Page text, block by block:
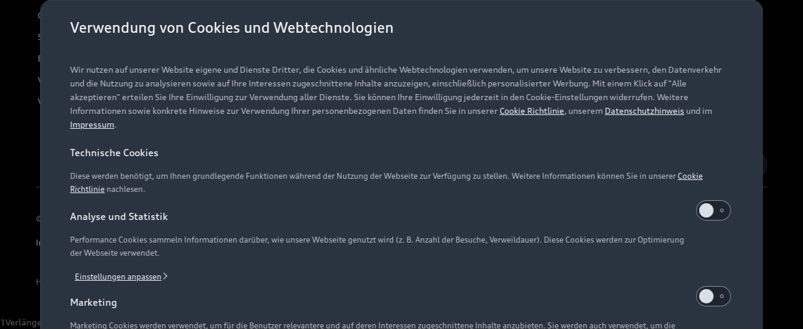
Online-Terminvereinbarung
Servicekontakt
Bordbuch & Bedienungsanleitungen
Verträge kündigen
Vertrag widerrufen
© 2026 AUDI AG. Alle Rechte vorbehalten
Impressum Rechtliches Hinweisgebersystem Datenschutzinformation Cookie-Einstellungen Cookie-Richtlinie Barrierefreiheit Digital Services Act
Hinweis: Die aktuelle Darstellung und Anordnung der Embleme am Fahrzeug bei allen Abbildungen auf dieser Webseite kann abweichen.
1Verlängerung vorbehalten.
Verwendung von Cookies und Webtechnologien
Wir nutzen auf unserer Website eigene und Dienste Dritter, die Cookies und ähnliche Webtechnologien verwenden, um unsere Website zu verbessern, den Datenverkehr
und die Nutzung zu analysieren sowie auf Ihre Interessen zugeschnittene Inhalte anzuzeigen, einschließlich personalisierter Werbung. Mit einem Klick auf "Alle
akzeptieren" erteilen Sie Ihre Einwilligung zur Verwendung aller Dienste. Sie können Ihre Einwilligung jederzeit in den Cookie-Einstellungen widerrufen. Weitere
Informationen sowie konkrete Hinweise zur Verwendung Ihrer personenbezogenen Daten finden Sie in unserer Cookie Richtlinie, unserem Datenschutzhinweis und im
Impressum.
Technische Cookies
Diese werden benötigt, um Ihnen grundlegende Funktionen während der Nutzung der Webseite zur Verfügung zu stellen. Weitere Informationen können Sie in unsererCookie
Richtlinie nachlesen.
Analyse und Statistik
Performance Cookies sammeln Informationen darüber, wie unsere Webseite genutzt wird (z. B. Anzahl der Besuche, Verweildauer). Diese Cookies werden zur Optimierung
der Webseite verwendet.
Einstellungen anpassen
Marketing
Marketing Cookies werden verwendet, um für die Benutzer relevantere und auf deren Interessen zugeschnittene Inhalte anzubieten. Sie werden auch verwendet, um die